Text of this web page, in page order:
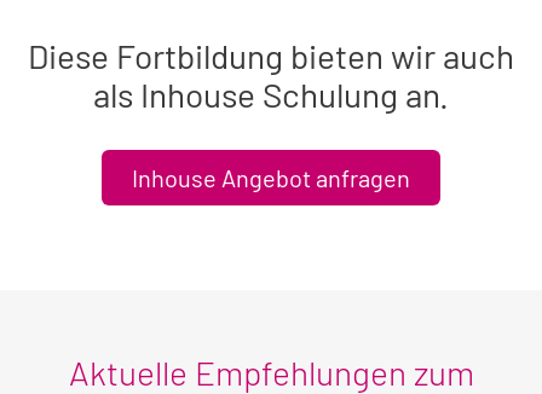
Diese Fortbildung bieten wir auch
als Inhouse Schulung an.
Inhouse Angebot anfragen
Aktuelle Empfehlungen zum